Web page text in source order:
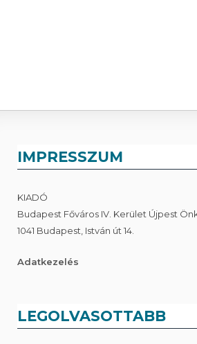
IMPRESSZUM
KIADÓ
Budapest Főváros IV. Kerület Újpest
1041 Budapest, István út 14.
Adatkezelés
LEGOLVASOTTABB